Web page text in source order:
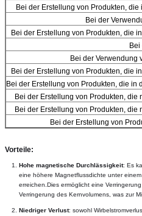
Bei der Erstellung von Produkten,
Bei der
Bei der Erstellung von Produkten, die
Bei der Verwendung
Bei der Erstellung von Produkten, die
Bei der Erstellung von Produkten, die
Bei der Erstellung von Produkten,
Bei der Erstellung von Produkten,
Bei der Erstellung von
Vorteile:
Hohe magnetische Durchlässigkeit: Es
eine höhere Magnetflussdichte unter
erreichen.Dies ermöglicht eine
Verringerung des Kernvolumens, was zur
Niedriger Verlust: sowohl